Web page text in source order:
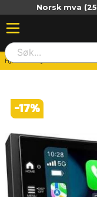
Norsk mva
Hjem Billjud
-17%